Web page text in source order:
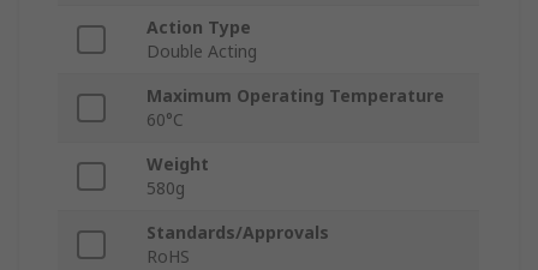
Action Type
Double Acting
Maximum Operating Temperature
60°C
Weight
580g
Standards/Approvals
RoHS